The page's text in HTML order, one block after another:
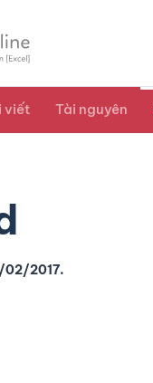
viết Tài nguyên
2017.